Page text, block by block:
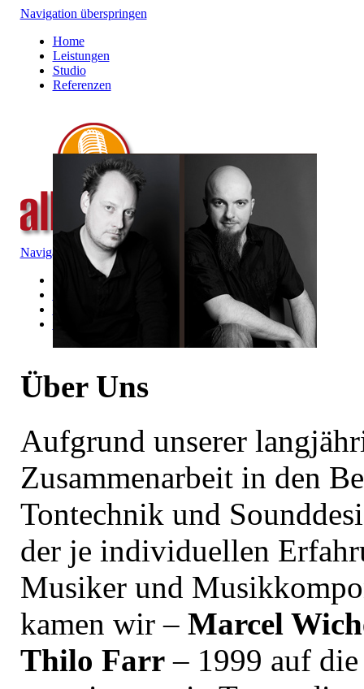
Navigation überspringen
Home
Leistungen
Studio
Referenzen
Navigation überspringen
Über Uns
Aufgrund unserer
Zusammenarbeit in den
Tontechnik und
der je individuellen
Musiker und
kamen wir – Marcel
Thilo Farr– 1999 auf die